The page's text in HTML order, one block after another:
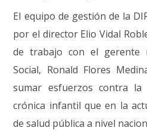
El equipo de gestión de la
por el director Elio Vidal
de trabajo con el gerente
Social, Ronald Flores
sumar esfuerzos contra la
crónica infantil que en la
de salud pública a nivel